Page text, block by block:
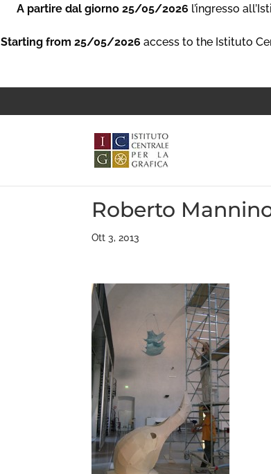
A partire dal giorno 25/05/2026 l’ingresso
Starting from 25/05/2026 access to the Istituto
Roberto
Ott 3, 2013